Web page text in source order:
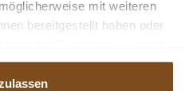
mit weiteren
bereitgestellt haben oder